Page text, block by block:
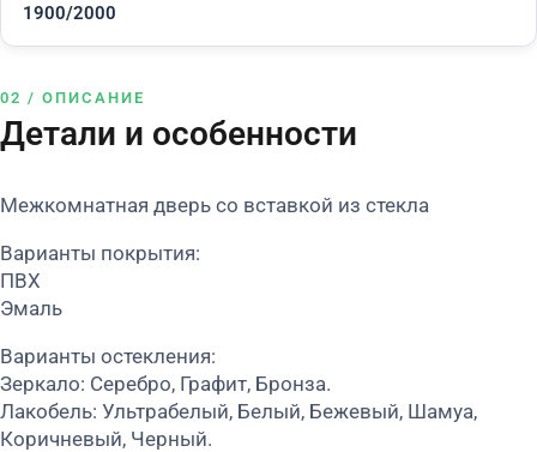
1900/2000
02 / ОПИСАНИЕ
Детали и особенности
Межкомнатная дверь со вставкой из стекла
Варианты покрытия:
ПВХ
Эмаль
Варианты остекления:
Зеркало: Серебро, Графит, Бронза.
Лакобель: Ультрабелый, Белый, Бежевый, Шамуа,
Коричневый, Черный.